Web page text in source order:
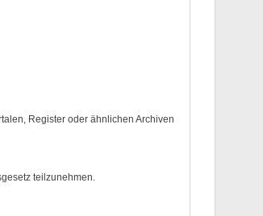
Register oder ähnlichen Archiven
teilzunehmen.